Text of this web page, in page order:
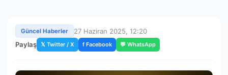
Güncel Haberler
27 Haziran 2025, 12:20
Paylaş 𝕏 Twitter / X f Facebook 💬 WhatsApp